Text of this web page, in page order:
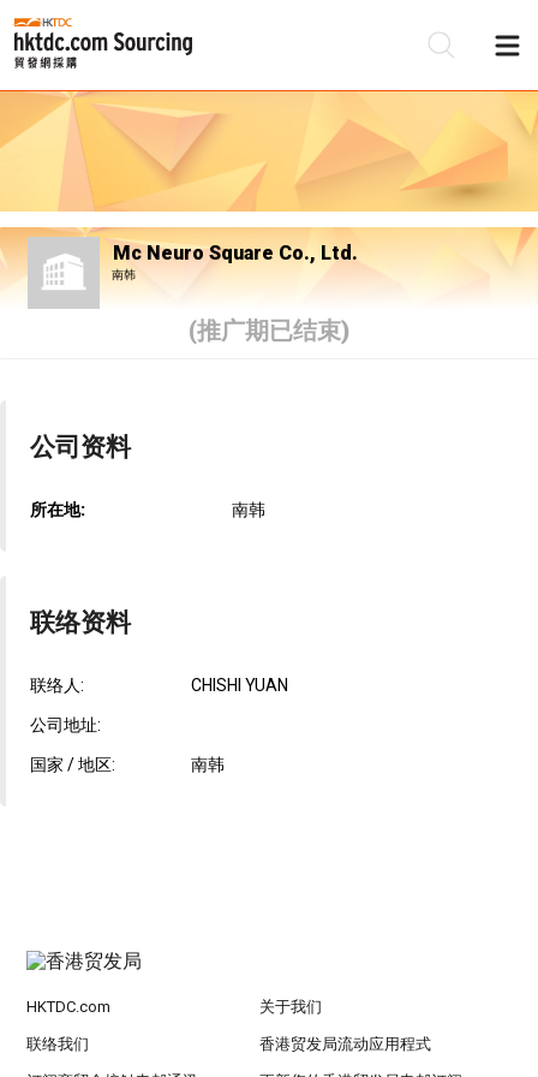
Mc Neuro Square Co., Ltd.
南韩
(推广期已结束)
公司资料
所在地: 南韩
联络资料
联络人: CHISHI YUAN
公司地址:
国家 / 地区: 南韩
HKTDC.com 关于我们
联络我们 香港贸发局流动应用程式